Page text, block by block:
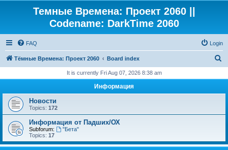
Темные Времена: Проект 2060 ||
Codename: DarkTime 2060
FAQ Login
Тёмные Времена: Проект 2060 Board index
r
It is currently Fri Aug 07, 2026 8:38 am
Информация
Новости
Topics: 172
Информация от Падших/ОХ
Subforum:
"Бета"
Topics: 17